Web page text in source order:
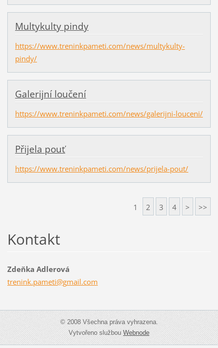
Multykulty pindy
https://www.treninkpameti.com/news/multykulty-
pindy/
Galerijní loučení
https://www.treninkpameti.com/news/galerijni-louceni/
Přijela pouť
https://www.treninkpameti.com/news/prijela-pout/
1 2 3 4 > >>
Kontakt
Zdeňka Adlerová
trenink.pameti@gmail.com
© 2008 Všechna práva vyhrazena.
Vytvořeno službouWebnode